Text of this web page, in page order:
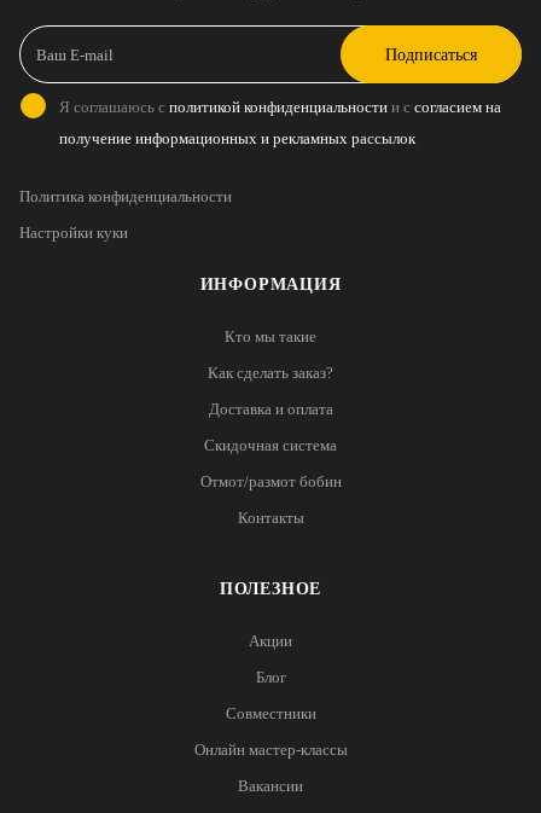
ИНФОРМАЦИЯ
Кто мы такие
Как сделать заказ?
Доставка и оплата
Скидочная система
Отмот/размот бобин
Контакты
ПОЛЕЗНОЕ
Акции
Блог
Совместники
Онлайн мастер-классы
Вакансии
Подписаться
Я соглашаюсь с политикой конфиденциальности и с согласием на
получение информационных и рекламных рассылок
Политика конфиденциальности
Настройки куки